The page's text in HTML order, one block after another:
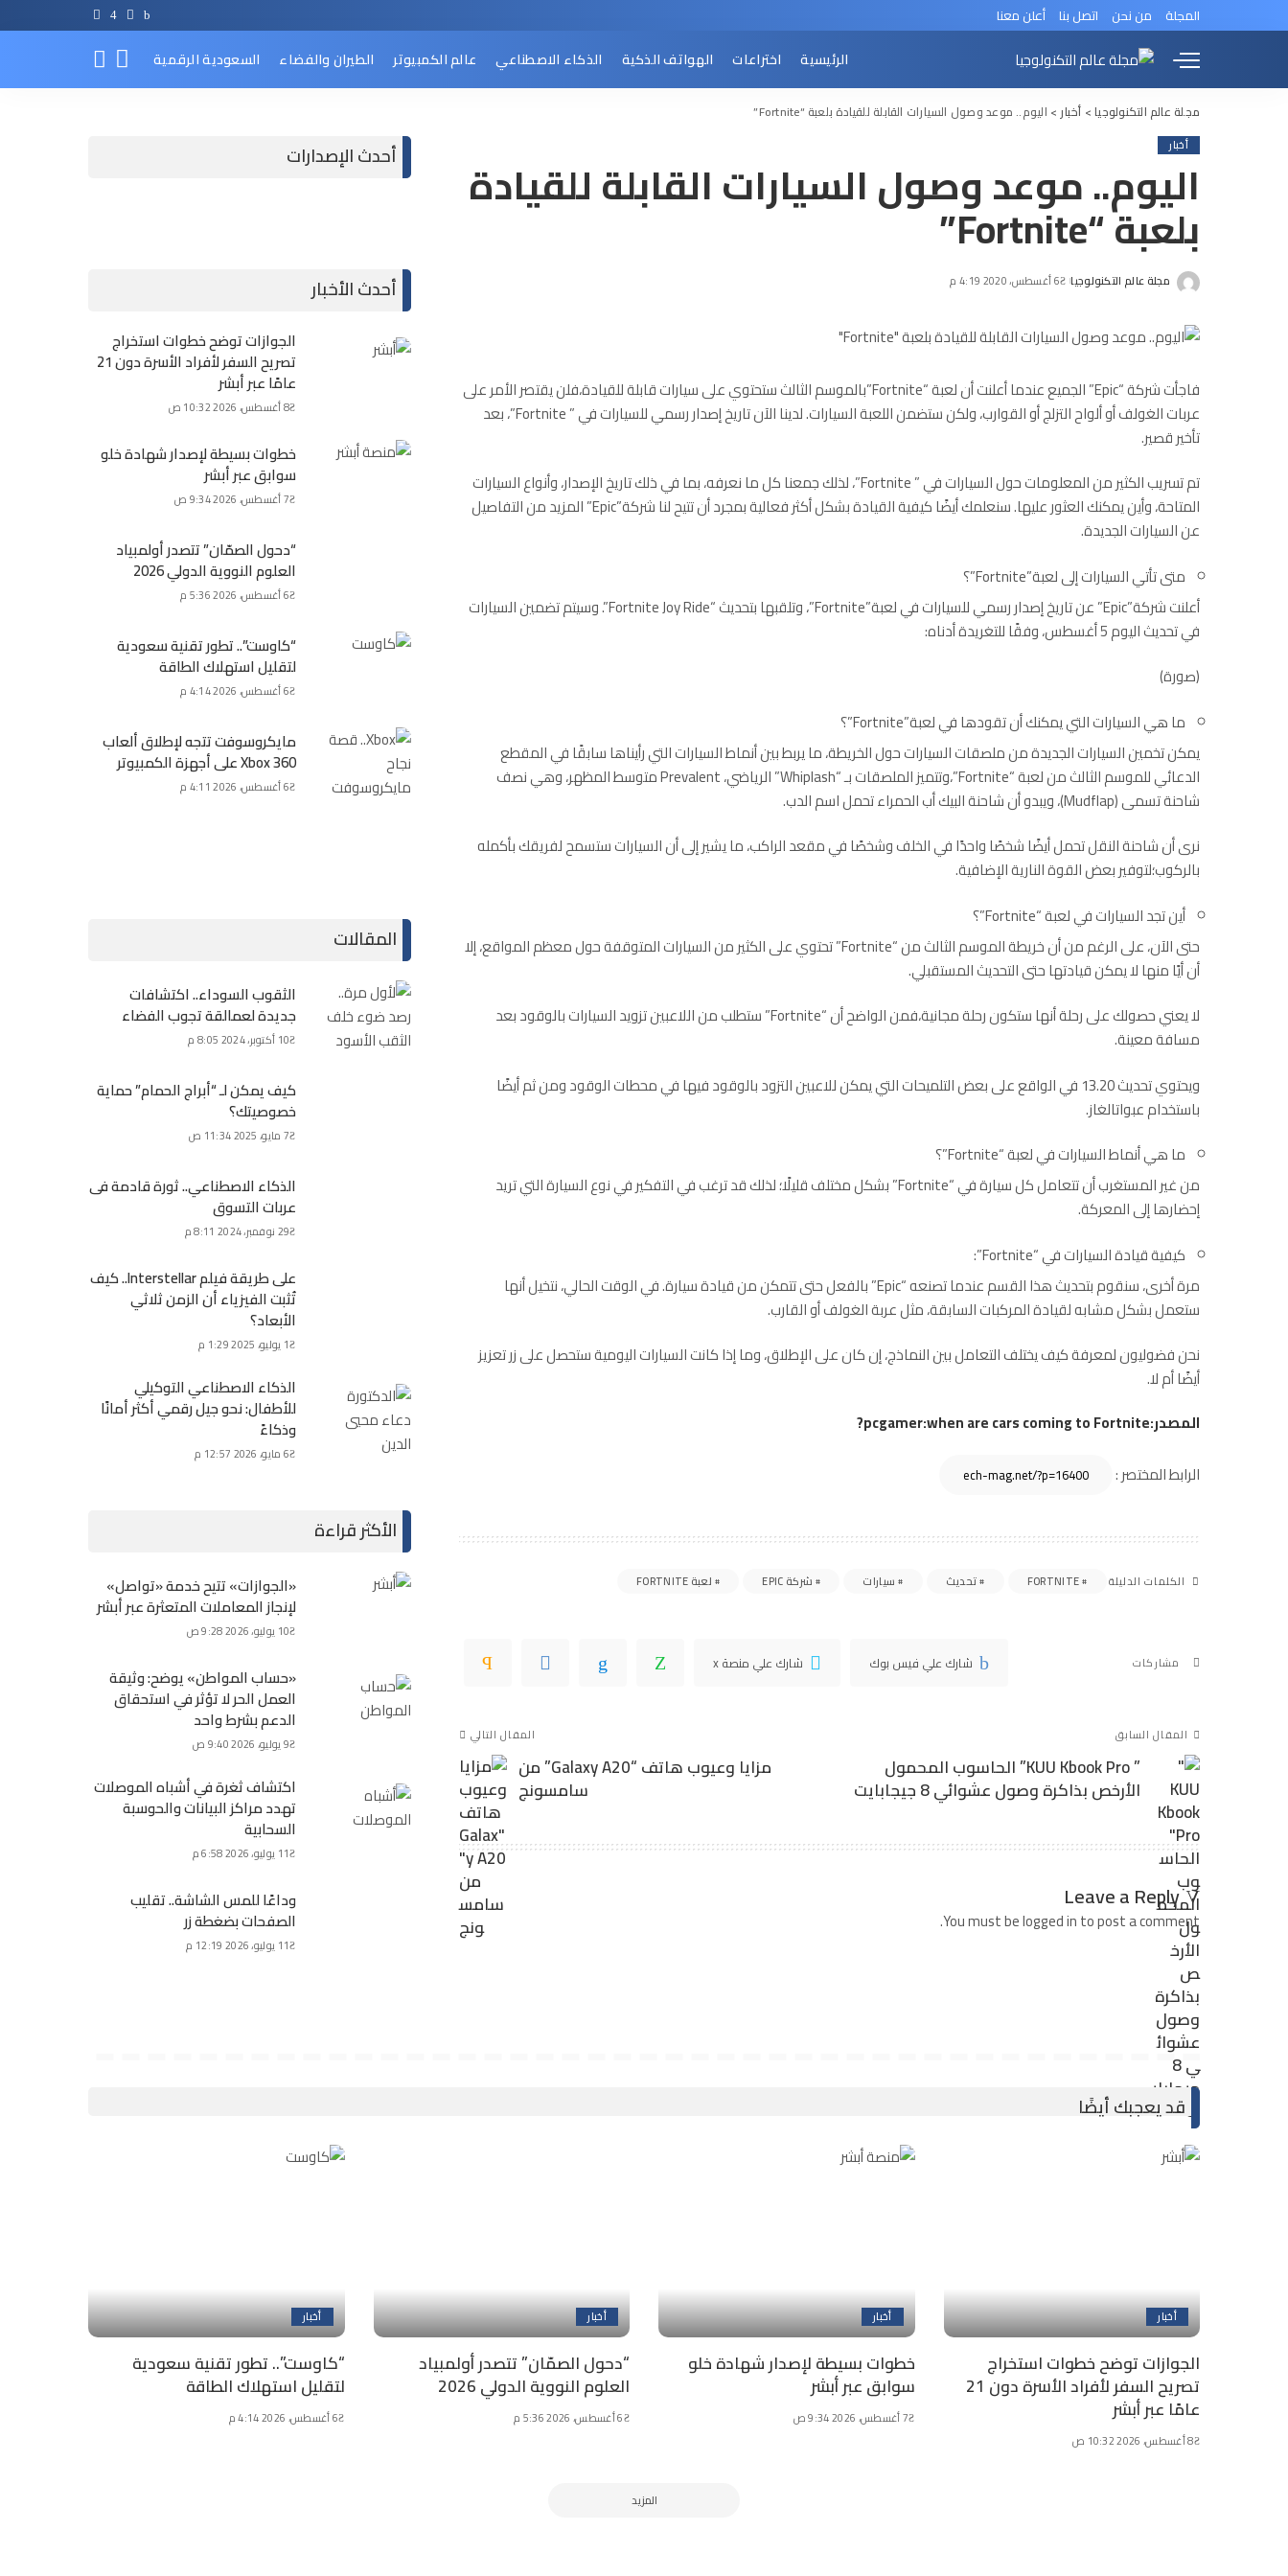
المجلة من نحن اتصل بنا أعلن معنا
الرئيسية اختراعات الهواتف الذكية الذكاء الاصطناعي عالم الكمبيوتر الطيران والفضاء السعودية الرقمية
مجلة عالم التكنولوجيا> أخبار > اليوم.. موعد وصول السيارات القابلة للقيادة بلعبة “Fortnite”
أخبار
اليوم.. موعد وصول السيارات القابلة للقيادة
بلعبة “Fortnite”
Posted
مجلة عالم التكنولوجيا 6 أغسطس، 2020 4:19 م
فاجأت شركة “Epic” الجميع عندما أعلنت أن لعبة “Fortnite”بالموسم الثالث ستحتوي على سيارات قابلة للقيادة،فلن يقتصر الأمر على
عربات الغولف أو ألواح التزلج أو القوارب، ولكن ستضمن اللعبة السيارات. لدينا الآن تاريخ إصدار رسمي للسيارات في ” Fortnite”، بعد
تأخير قصير.
تم تسريب الكثير من المعلومات حول السيارات في ” Fortnite”، لذلك جمعنا كل ما نعرفه، بما في ذلك تاريخ الإصدار، وأنواع السيارات
المتاحة، وأين يمكنك العثور عليها. سنعلمك أيضًا كيفية القيادة بشكل أكثر فعالية بمجرد أن تتيح لنا شركة”Epic” المزيد من التفاصيل
عن السيارات الجديدة.
متى تأتي السيارات إلى لعبة”Fortnite”؟
أعلنت شركة”Epic” عن تاريخ إصدار رسمي للسيارات في لعبة”Fortnite”، وتلقبها بتحديث “Fortnite Joy Ride”. وسيتم تضمين السيارات
في تحديث اليوم 5 أغسطس، وفقًا للتغريدة أدناه:
(صورة)
ما هي السيارات التي يمكنك أن تقودها في لعبة”Fortnite”؟
يمكن تخمين السيارات الجديدة من ملصقات السيارات حول الخريطة، ما يربط بين أنماط السيارات التي رأيناها سابقًا في المقطع
الدعائي للموسم الثالث من لعبة “Fortnite”،وتتميز الملصقات بـ “Whiplash” الرياضي، Prevalent متوسط المظهر، وهي نصف
شاحنة تسمى (Mudflap)، ويبدو أن شاحنة البيك أب الحمراء تحمل اسم الدب.
نرى أن شاحنة النقل تحمل أيضًا شخصًا واحدًا في الخلف وشخصًا في مقعد الراكب، ما يشير إلى أن السيارات ستسمح لفريقك بأكمله
بالركوب؛لتوفير بعض القوة النارية الإضافية.
أين تجد السيارات في لعبة “Fortnite”؟
حتى الآن، على الرغم من أن خريطة الموسم الثالث من “Fortnite” تحتوي على الكثير من السيارات المتوقفة حول معظم المواقع، إلا
أن أيًا منها لا يمكن قيادتها حتى التحديث المستقبلي.
لا يعني حصولك على رحلة أنها ستكون رحلة مجانية،فمن الواضح أن “Fortnite” ستطلب من اللاعبين تزويد السيارات بالوقود بعد
مسافة معينة.
ويحتوي تحديث 13.20 في الواقع على بعض التلميحات التي يمكن للاعبين التزود بالوقود فيها في محطات الوقود ومن ثم أيضًا
باستخدام عبواتالغاز.
ما هي أنماط السيارات في لعبة “Fortnite”؟
من غير المستغرب أن تتعامل كل سيارة في “Fortnite” بشكل مختلف قليلًا؛ لذلك قد ترغب في التفكير في نوع السيارة التي تريد
إحضارها إلى المعركة.
كيفية قيادة السيارات في “Fortnite”:
مرة أخرى، سنقوم بتحديث هذا القسم عندما تصنعه “Epic” بالفعل حتى تتمكن من قيادة سيارة. في الوقت الحالي، نتخيل أنها
ستعمل بشكل مشابه لقيادة المركبات السابقة، مثل عربة الغولف أو القارب.
نحن فضوليون لمعرفة كيف يختلف التعامل بين النماذج، إن كان على الإطلاق، وما إذا كانت السيارات اليومية ستحصل على زر تعزيز
أيضًا أم لا.
المصدر:pcgamer:when are cars coming to Fortnite?
الرابط المختصر :
الكلمات الدليلة FORTNITE تحديث سيارات شركة EPIC لعبة FORTNITE
مشاركات شارك علي فيس بوك شارك علي منصة x
المقال السابق
” KUU Kbook Pro” الحاسوب المحمول
الأرخص بذاكرة وصول عشوائي 8 جيجابايت
المقال التالي
مزايا وعيوب هاتف “Galaxy A20” من
سامسونج
Leave a Reply
You must be logged in to post a comment.
أحدث الإصدارات
أحدث الأخبار
الجوازات توضح خطوات استخراج
تصريح السفر لأفراد الأسرة دون 21
عامًا عبر أبشر
8 أغسطس، 2026 10:32 ص
خطوات بسيطة لإصدار شهادة خلو
سوابق عبر أبشر
7 أغسطس، 2026 9:34 ص
“دحول الصمّان” تتصدر أولمبياد
العلوم النووية الدولي 2026
6 أغسطس، 2026 5:36 م
“كاوست”.. تطور تقنية سعودية
لتقليل استهلاك الطاقة
6 أغسطس، 2026 4:14 م
مايكروسوفت تتجه لإطلاق ألعاب
Xbox 360 على أجهزة الكمبيوتر
6 أغسطس، 2026 4:11 م
المقالات
الثقوب السوداء.. اكتشافات
جديدة لعمالقة تجوب الفضاء
10 أكتوبر، 2024 8:05 م
كيف يمكن لـ “أبراج الحمام” حماية
خصوصيتك؟
7 مايو، 2025 11:34 ص
الذكاء الاصطناعي.. ثورة قادمة فى
عربات التسوق
29 نوفمبر، 2024 8:11 م
على طريقة فيلم Interstellar.. كيف
تُثبت الفيزياء أن الزمن ثلاثي
الأبعاد؟
1 يوليو، 2025 1:29 م
الذكاء الاصطناعي التوكيلي
للأطفال: نحو جيل رقمي أكثر أمانًا
وذكاءً
6 مايو، 2026 12:57 م
الأكثر قراءة
«الجوازات» تتيح خدمة «تواصل»
لإنجاز المعاملات المتعثرة عبر أبشر
10 يوليو، 2026 9:28 ص
«حساب المواطن» يوضح: وثيقة
العمل الحر لا تؤثر في استحقاق
الدعم بشرط واحد
9 يوليو، 2026 9:40 ص
اكتشاف ثغرة في أشباه الموصلات
تهدد مراكز البيانات والحوسبة
السحابية
11 يوليو، 2026 6:58 م
وداعًا للمس الشاشة.. تقليب
الصفحات بضغطة زر
11 يوليو، 2026 12:19 م
قد يعجبك أيضًا
أخبار
الجوازات توضح خطوات استخراج
تصريح السفر لأفراد الأسرة دون 21
عامًا عبر أبشر
8 أغسطس، 2026 10:32 ص
أخبار
خطوات بسيطة لإصدار شهادة خلو
سوابق عبر أبشر
7 أغسطس، 2026 9:34 ص
أخبار
“دحول الصمّان” تتصدر أولمبياد
العلوم النووية الدولي 2026
6 أغسطس، 2026 5:36 م
أخبار
“كاوست”.. تطور تقنية سعودية
لتقليل استهلاك الطاقة
6 أغسطس، 2026 4:14 م
المزيد